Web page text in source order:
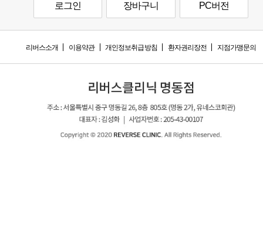
로그인 장바구니 PC버전
리버스소개 이용약관 개인정보취급방침 환자권리장전 지점가맹문의